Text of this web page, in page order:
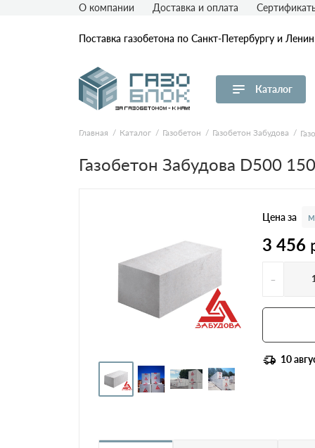
Поставка газобетона по Санкт-Петербургу и
Каталог
Газобетон ЛСР
Газобетон Аэрок
Газобетон ЕвроАэроБетон
Газобетон Ytong (Ютонг)
Газобетон H+H
О компании Доставка и оплата
Главная Каталог Газобетон Газобетон Забудова
Газобетон Забудова D500
Цена за
3 456
-
10